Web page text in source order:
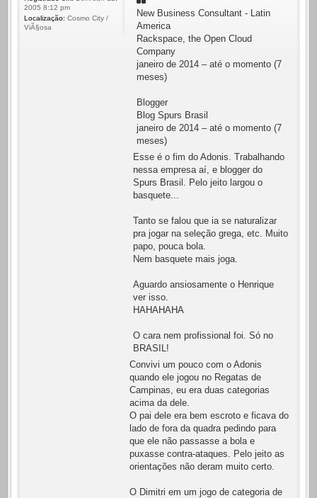
2005 8:12 pm
Localização: Cosmo City /
ViÃ§osa
New Business Consultant - Latin
America
Rackspace, the Open Cloud
Company
janeiro de 2014 – até o momento (7
meses)
Blogger
Blog Spurs Brasil
janeiro de 2014 – até o momento (7
meses)
Esse é o fim do Adonis. Trabalhando
nessa empresa aí, e blogger do
Spurs Brasil. Pelo jeito largou o
basquete...
Tanto se falou que ia se naturalizar
pra jogar na seleção grega, etc. Muito
papo, pouca bola.
Nem basquete mais joga.
Aguardo ansiosamente o Henrique
ver isso.
HAHAHAHA
O cara nem profissional foi. Só no
BRASIL!
Convivi um pouco com o Adonis
quando ele jogou no Regatas de
Campinas, eu era duas categorias
acima da dele.
O pai dele era bem escroto e ficava do
lado de fora da quadra pedindo para
que ele não passasse a bola e
puxasse contra-ataques. Pelo jeito as
orientações não deram muito certo.
O Dimitri em um jogo de categoria de